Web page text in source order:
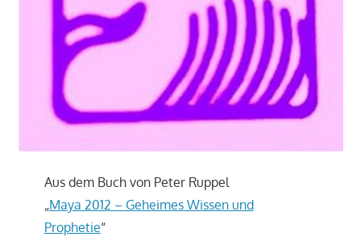
Aus dem Buch von Peter Ruppel
„Maya 2012 – Geheimes Wissen und
Prophetie“